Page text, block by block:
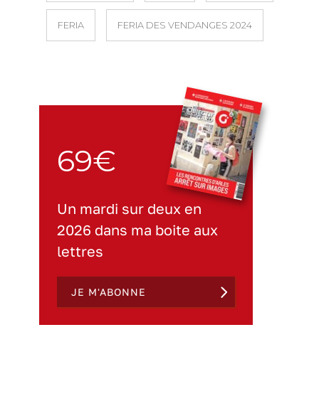
FERIA FERIA DES VENDANGES 2024
69€
Un mardi sur deux en
2026 dans ma boite aux
lettres
JE M'ABONNE